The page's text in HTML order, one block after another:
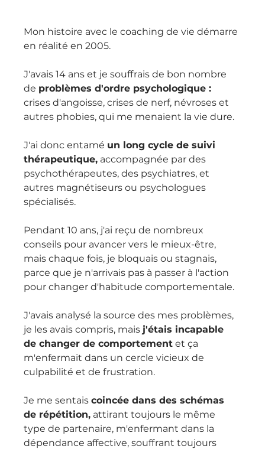
Mon histoire avec le coaching de vie démarre
en réalité en 2005.
J'avais 14 ans et je souffrais de bon nombre
de problèmes d'ordre psychologique :
crises d'angoisse, crises de nerf, névroses et
autres phobies, qui me menaient la vie dure.
J'ai donc entamé un long cycle de suivi
thérapeutique, accompagnée par des
psychothérapeutes, des psychiatres, et
autres magnétiseurs ou psychologues
spécialisés.
Pendant 10 ans, j'ai reçu de nombreux
conseils pour avancer vers le mieux-être,
mais chaque fois, je bloquais ou stagnais,
parce que je n'arrivais pas à passer à l'action
pour changer d'habitude comportementale.
J'avais analysé la source des mes problèmes,
je les avais compris, mais j'étais incapable
de changer de comportement et ça
m'enfermait dans un cercle vicieux de
culpabilité et de frustration.
Je me sentais coincée dans des schémas
de répétition, attirant toujours le même
type de partenaire, m'enfermant dans la
dépendance affective, souffrant toujours